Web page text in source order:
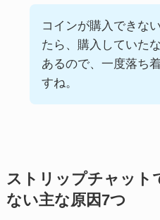
コインが購入できな
たら、購入していた
あるので、一度落ち
すね。
ストリップチャット
ない主な原因7つ